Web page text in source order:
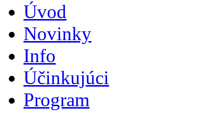
Úvod
Novinky
Info
Účinkujúci
Program